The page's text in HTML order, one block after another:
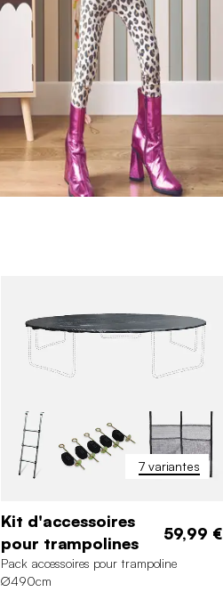
7 variantes
Kit d'accessoires
pour trampolines
59,99 €
Pack accessoires pour trampoline
∅490cm